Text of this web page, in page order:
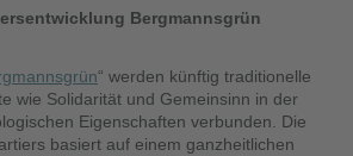
Bergmannsgrün
“ werden künftig traditionelle
wie Solidarität und Gemeinsinn in der
Eigenschaften verbunden. Die
basiert auf einem ganzheitlichen